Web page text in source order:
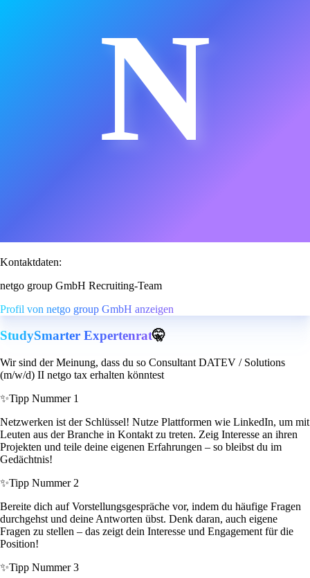
N
Kontaktdaten:
netgo group GmbH Recruiting-Team
Profil von netgo group GmbH anzeigen
StudySmarter Expertenrat🤫
Wir sind der Meinung, dass du so Consultant DATEV / Solutions
(m/w/d) II netgo tax erhalten könntest
✨Tipp Nummer 1
Netzwerken ist der Schlüssel! Nutze Plattformen wie LinkedIn, um mit
Leuten aus der Branche in Kontakt zu treten. Zeig Interesse an ihren
Projekten und teile deine eigenen Erfahrungen – so bleibst du im
Gedächtnis!
✨Tipp Nummer 2
Bereite dich auf Vorstellungsgespräche vor, indem du häufige Fragen
durchgehst und deine Antworten übst. Denk daran, auch eigene
Fragen zu stellen – das zeigt dein Interesse und Engagement für die
Position!
✨Tipp Nummer 3